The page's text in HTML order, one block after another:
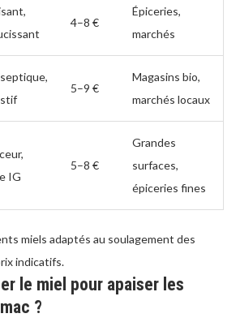
4–8 €
Épiceries,
marchés
5–9 €
Magasins bio,
marchés locaux
IG
5–8 €
Grandes
surfaces,
épiceries fines
miels adaptés au soulagement des
indicatifs.
le miel pour apaiser les
?